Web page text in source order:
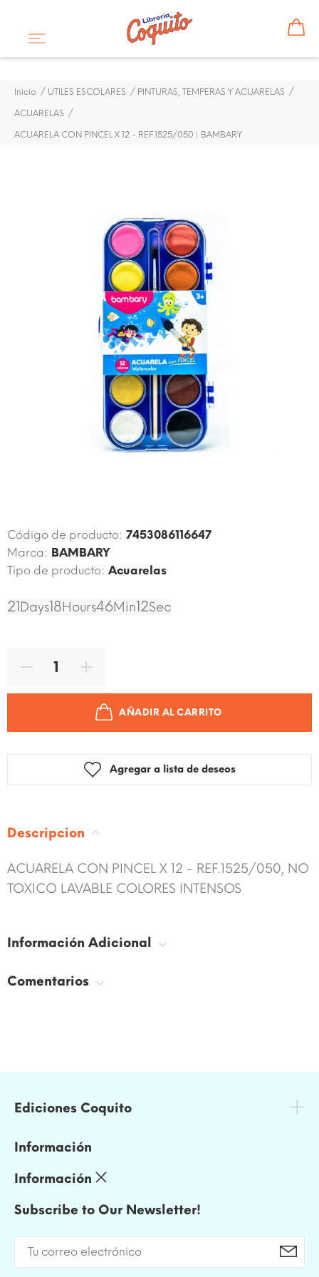
Inicio UTILES ESCOLARES PINTURAS, TEMPERAS Y ACUARELAS
ACUARELAS
ACUARELA CON PINCEL X 12 - REF.1525/050 | BAMBARY
ACUARELA CON PINCEL X
12 - REF.1525/050 |
BAMBARY
$ 1,64
Código de producto: 7453086116647
Marca: BAMBARY
Tipo de producto: Acuarelas
21Days18Hours46Min12Sec
AÑADIR AL CARRITO
Agregar a lista de deseos
Descripcion
ACUARELA CON PINCEL X 12 - REF.1525/050, NO
TOXICO LAVABLE COLORES INTENSOS
Información Adicional
Comentarios
Ediciones Coquito
Información
Información
Subscribe to Our Newsletter!